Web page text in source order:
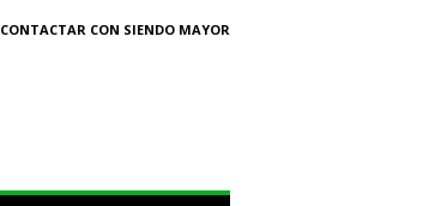
CONTACTAR CON SIENDO MAYOR